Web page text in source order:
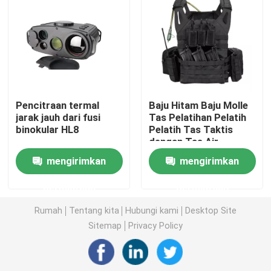
Helm Balistik Taktis
Pelat Balistik Militer
Peralatan anti peluru
Ransel Taktis Militer
Sepatu Taktis Tempur
Rompi Taktis Tempur
Pencitraan termal
jarak jauh dari fusi
binokular HL8
mengirimkan
Baju Hitam Baju Molle
Tas Pelatihan Pelatih
Pelatih Tas Taktis
dengan Tas Air
mengirimkan
Rumah Tentang kita Hubungi kami
Desktop Site
Sitemap
Privacy Policy